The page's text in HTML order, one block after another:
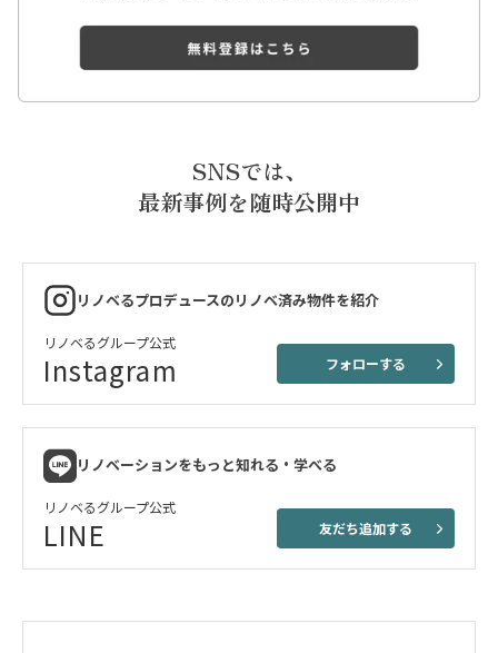
SNSでは、
最新事例を随時公開中
リノベるプロデュースのリノベ済み物件を紹介
リノベるグループ公式
Instagram フォローする
リノベーションをもっと知れる・学べる
リノベるグループ公式
LINE 友だち追加する